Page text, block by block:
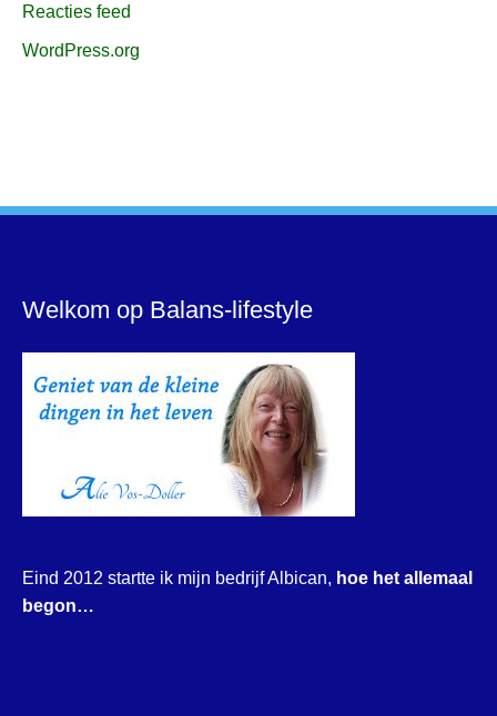
Reacties feed
WordPress.org
Welkom op Balans-lifestyle
Eind 2012 startte ik mijn bedrijf Albican, hoe het allemaal
begon…